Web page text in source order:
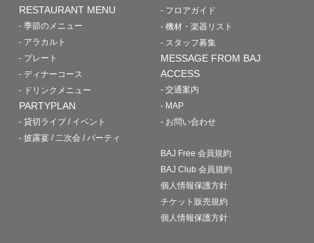
RESTAURANT MENU
- 季節のメニュー
- アラカルト
- プレート
- ディナーコース
- ドリンクメニュー
PARTYPLAN
- 貸切ライブ / イベント
- 披露宴 / 二次会 / パーティ
- フロアガイド
- 機材・楽器リスト
- スタッフ募集
MESSAGE FROM BAJ
ACCESS
- 交通案内
- MAP
- お問い合わせ
BAJ Free 会員規約
BAJ Club 会員規約
個人情報保護方針
チケット販売規約
個人情報保護方針